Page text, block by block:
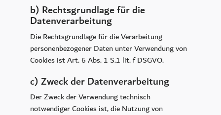
InklusivleistungenBildergalerieFAQs
Sonnenhof Gäste ClubBroschüren
Kontakt & AnreiseKarriere
DE EN
b) Rechtsgrundlage für die
Datenverarbeitung
Die Rechtsgrundlage für die Verarbeitung
personenbezogener Daten unter Verwendung von
Cookies ist Art. 6 Abs. 1 S.1 lit. f DSGVO.
c) Zweck der Datenverarbeitung
Der Zweck der Verwendung technisch
notwendiger Cookies ist, die Nutzung von